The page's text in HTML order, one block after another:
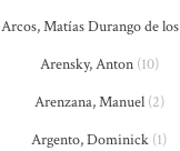
Arcos, Matías Durango de los
Arensky, Anton(10)
Arenzana, Manuel(2)
Argento, Dominick (1)